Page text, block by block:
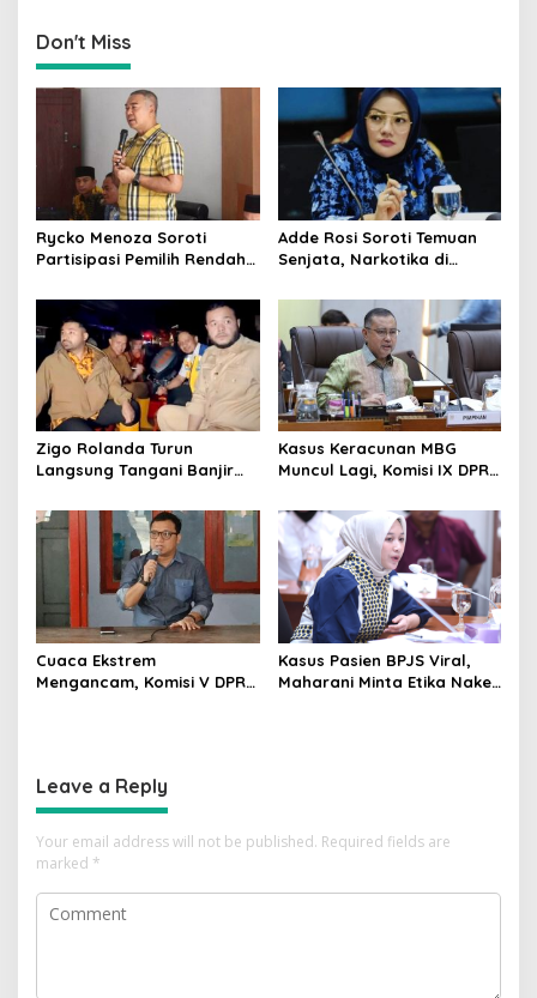
Don't Miss
Rycko Menoza Soroti
Partisipasi Pemilih Rendah
Edukasi Politik
Adde Rosi Soroti Temuan
Senjata, Narkotika di
Siswa Harus Dijaga
Zigo Rolanda Turun
Langsung Tangani Banjir
Kasus Keracunan MBG
Muncul Lagi, Komisi IX DPR
Jalur Hukum
Cuaca Ekstrem
Mengancam, Komisi V DPR
Kasus Pasien BPJS Viral,
Maharani Minta Etika Nakes
Leave a Reply
Your email address will not be published. Required fields are
marked *